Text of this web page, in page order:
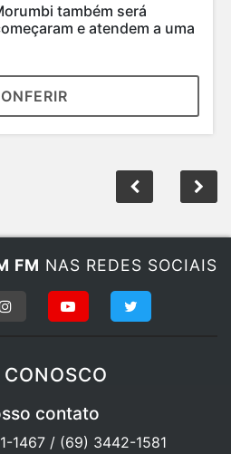
também será
e atendem a uma
FM NAS REDES SOCIAIS
contato
1467 / (69) 3442-1581